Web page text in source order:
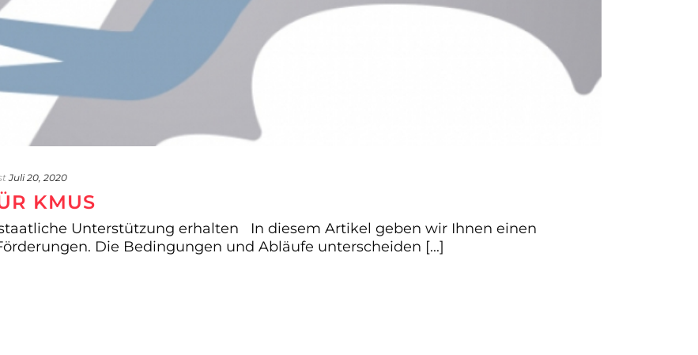
Juli 20, 2020
KMUS
Unterstützung erhalten In diesem Artikel geben wir Ihnen einen
Die Bedingungen und Abläufe unterscheiden [...]